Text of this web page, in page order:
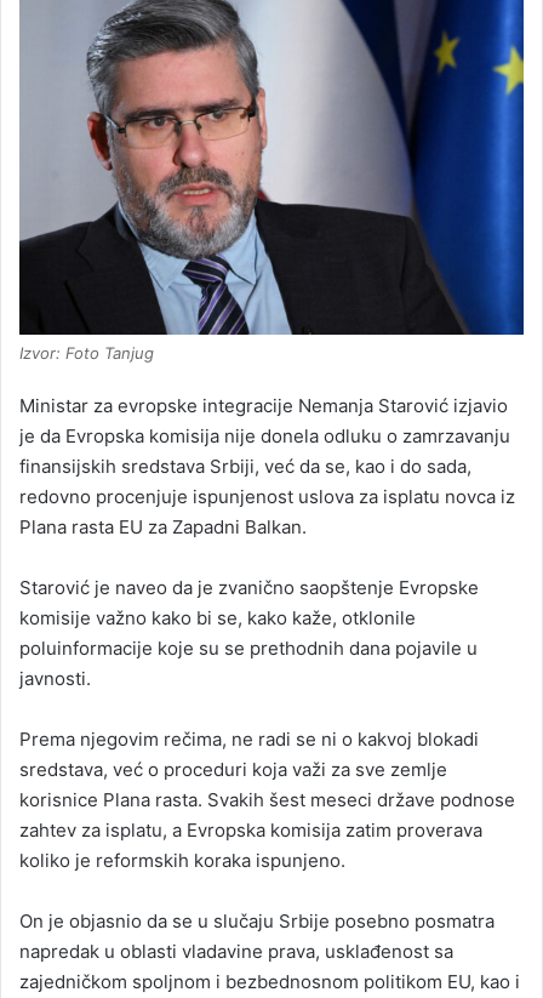
Izvor: Foto Tanjug
Ministar za evropske integracije Nemanja Starović izjavio
je da Evropska komisija nije donela odluku o zamrzavanju
finansijskih sredstava Srbiji, već da se, kao i do sada,
redovno procenjuje ispunjenost uslova za isplatu novca iz
Plana rasta EU za Zapadni Balkan.
Starović je naveo da je zvanično saopštenje Evropske
komisije važno kako bi se, kako kaže, otklonile
poluinformacije koje su se prethodnih dana pojavile u
javnosti.
Prema njegovim rečima, ne radi se ni o kakvoj blokadi
sredstava, već o proceduri koja važi za sve zemlje
korisnice Plana rasta. Svakih šest meseci države podnose
zahtev za isplatu, a Evropska komisija zatim proverava
koliko je reformskih koraka ispunjeno.
On je objasnio da se u slučaju Srbije posebno posmatra
napredak u oblasti vladavine prava, usklađenost sa
zajedničkom spoljnom i bezbednosnom politikom EU, kao i